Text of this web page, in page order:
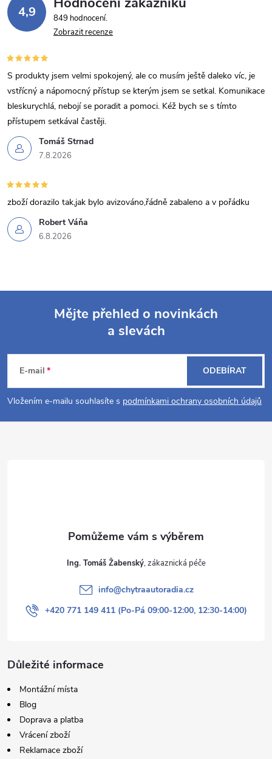
4,9
849 hodnocení
Zobrazit recenze
Tomáš Strnad
7.8.2026
S produkty jsem velmi spokojený, ale co musím ještě daleko víc, je
vstřícný a nápomocný přístup se kterým jsem se setkal. Komunikace
bleskurychlá, nebojí se poradit a pomoci. Kéž bych se s tímto
přístupem setkával častěji.
Robert Váňa
6.8.2026
zboží dorazilo tak,jak bylo avizováno,řádně zabaleno a v pořádku
p
a
Mějte přehled o novinkách
a slevách
E-mail
Vložením e-mailu souhlasíte s podmínkami ochrany osobních údajů
ODEBÍRAT
Ing. Tomáš Žabenský
info@chytraautoradia.cz
+420 771 149 411 (Po-Pá 09:00-12:00, 12:30-14:00)
Důležité informace
Montážní místa
Blog
Doprava a platba
Vrácení zboží
Reklamace zboží